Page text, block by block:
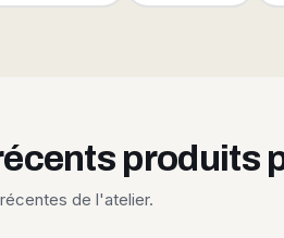
produits
de l'atelier.